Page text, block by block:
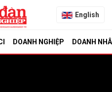
English
DOANH NGHIỆP DOANH